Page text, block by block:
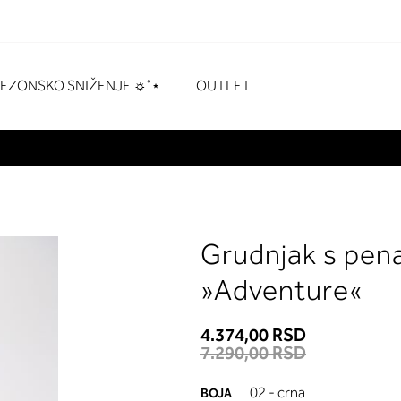
SNIŽENJE ☼˚⋆ OUTLET
Grudnjak s
»Adventure«
4.374,00 RSD
7.290,00 RSD
BOJA 02 - crna